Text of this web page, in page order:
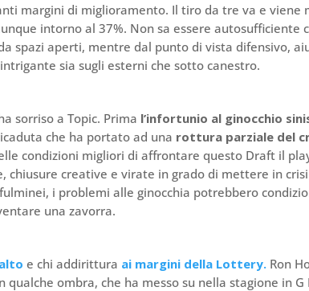
margini di miglioramento. Il tiro da tre va e viene
intorno al 37%. Non sa essere autosufficiente
spazi aperti, mentre dal punto di vista difensivo,
sia sugli esterni che sotto canestro.
sorriso a Topic. Prima l’infortunio al ginocchio
che ha portato ad una rottura parziale del
condizioni migliori di affrontare questo Draft il
chiusure creative e virate in grado di mettere in
i problemi alle ginocchia potrebbero
una zavorra.
e chi addirittura ai margini della Lottery. Ron
qualche ombra, che ha messo su nella stagione in